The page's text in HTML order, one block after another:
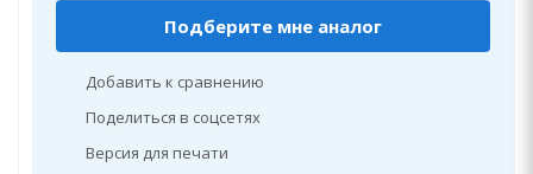
Подберите мне аналог
Добавить к сравнению
Поделиться в соцсетях
Версия для печати